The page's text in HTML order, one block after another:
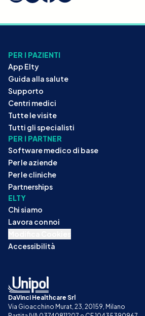
PER I PAZIENTI
App Elty
Guida alla salute
Supporto
Centri medici
Tutte le visite
Tutti gli specialisti
PER I PARTNER
Software medico di base
Per le aziende
Per le cliniche
Partnerships
ELTY
Chi siamo
Lavora con noi
Accessibilità
DaVinci Healthcare Srl
Via Gioacchino Murat, 23, 20159, Milano